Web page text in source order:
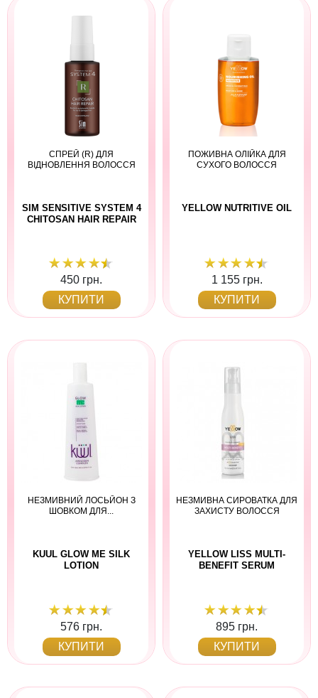
СПРЕЙ (R) ДЛЯ
ВІДНОВЛЕННЯ ВОЛОССЯ
SIM SENSITIVE SYSTEM 4
CHITOSAN HAIR REPAIR
450 грн.
КУПИТИ
ПОЖИВНА ОЛІЙКА ДЛЯ
СУХОГО ВОЛОССЯ
YELLOW NUTRITIVE OIL
1 155 грн.
КУПИТИ
НЕЗМИВНИЙ ЛОСЬЙОН З
ШОВКОМ ДЛЯ...
KUUL GLOW ME SILK
LOTION
576 грн.
КУПИТИ
НЕЗМИВНА СИРОВАТКА ДЛЯ
ЗАХИСТУ ВОЛОССЯ
YELLOW LISS MULTI-
BENEFIT SERUM
895 грн.
КУПИТИ